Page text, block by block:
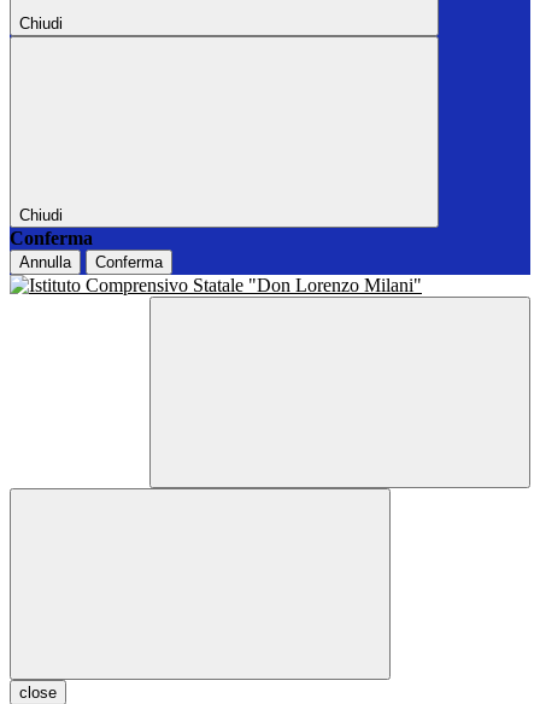
Chiudi
Chiudi
Conferma
Annulla Conferma
close